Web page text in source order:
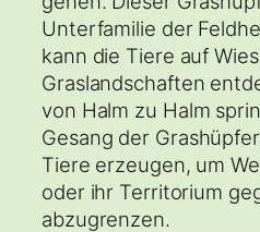
Unterfamilie der
kann die Tiere auf
Graslandschaften
von Halm zu Halm
Gesang der
Tiere erzeugen, um
oder ihr Territorium
abzugrenzen.